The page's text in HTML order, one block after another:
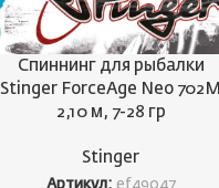
Спиннинг для рыбалки
Stinger ForceAge Neo 702M
2,10 м, 7-28 гр
Stinger
Артикул:ef49047